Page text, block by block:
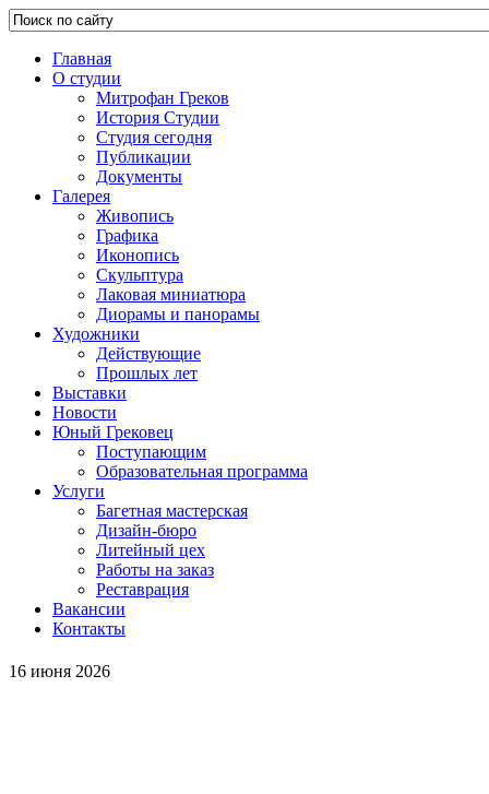
Главная
О студии
Митрофан Греков
История Студии
Студия сегодня
Публикации
Документы
Галерея
Живопись
Графика
Иконопись
Скульптура
Лаковая миниатюра
Диорамы и панорамы
Художники
Действующие
Прошлых лет
Выставки
Новости
Юный Грековец
Поступающим
Образовательная программа
Услуги
Багетная мастерская
Дизайн-бюро
Литейный цех
Работы на заказ
Реставрация
Вакансии
Контакты
16 июня 2026